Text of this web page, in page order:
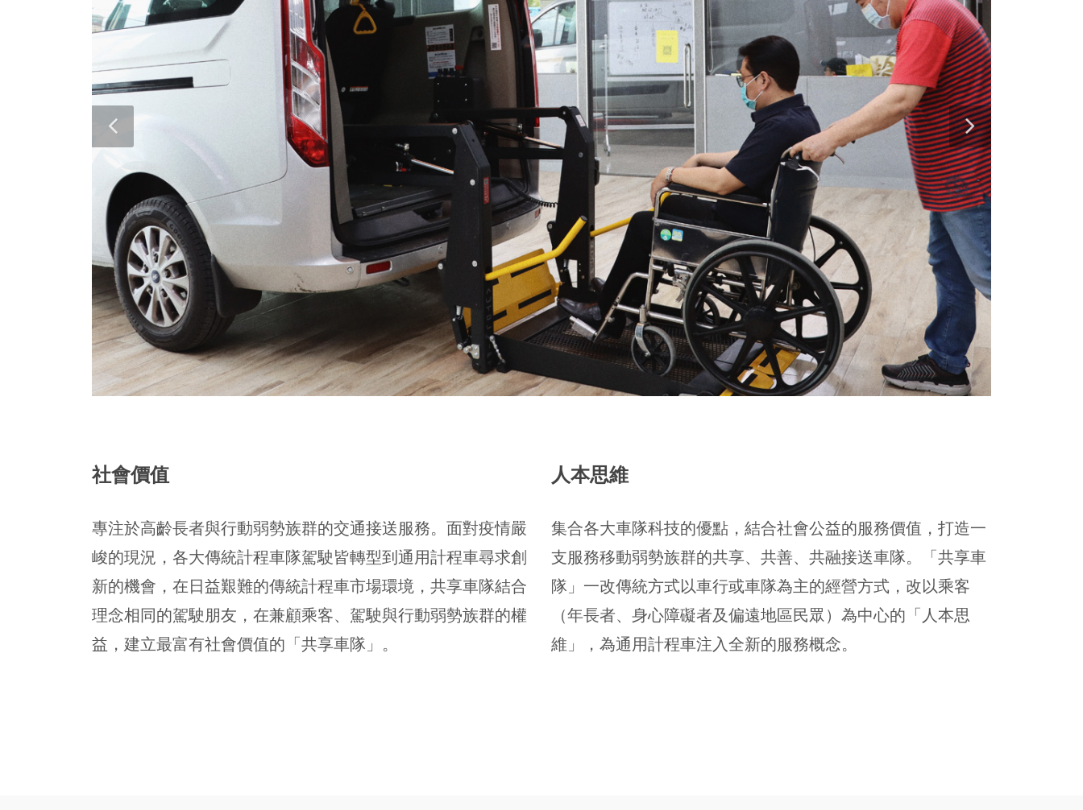
社會價值
專注於高齡長者與行動弱勢族群的交通接送服務。面對疫情嚴
峻的現況，各大傳統計程車隊駕駛皆轉型到通用計程車尋求創
新的機會，在日益艱難的傳統計程車市場環境，共享車隊結合
理念相同的駕駛朋友，在兼顧乘客、駕駛與行動弱勢族群的權
益，建立最富有社會價值的「共享車隊」。
人本思維
集合各大車隊科技的優點，結合社會公益的服務價值，打造一
支服務移動弱勢族群的共享、共善、共融接送車隊。「共享車
隊」一改傳統方式以車行或車隊為主的經營方式，改以乘客
（年長者、身心障礙者及偏遠地區民眾）為中心的「人本思
維」，為通用計程車注入全新的服務概念。